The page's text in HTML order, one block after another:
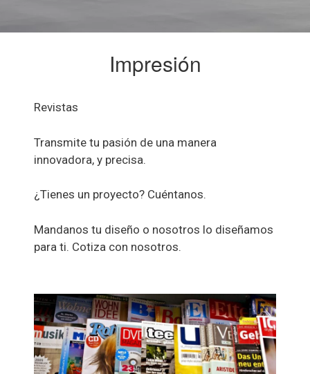
Impresión
Revistas
Transmite tu pasión de una manera
innovadora, y precisa.
¿Tienes un proyecto? Cuéntanos.
Mandanos tu diseño o nosotros lo diseñamos
para ti. Cotiza con nosotros.